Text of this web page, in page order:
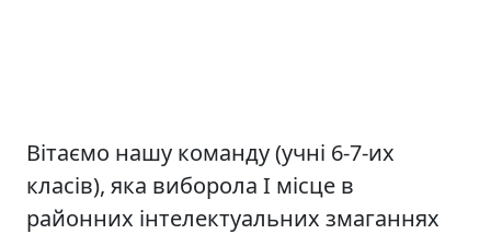
Вітаємо нашу команду (учні 6-7-их
класів), яка виборола І місце в
районних інтелектуальних змаганнях